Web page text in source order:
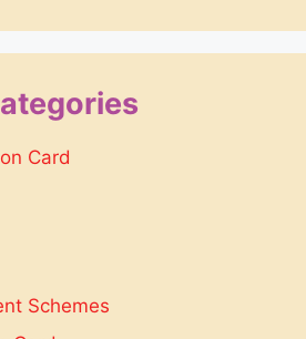
Card
Schemes